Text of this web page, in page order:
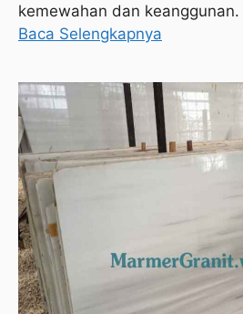
kemewahan dan
Baca Selengkapnya